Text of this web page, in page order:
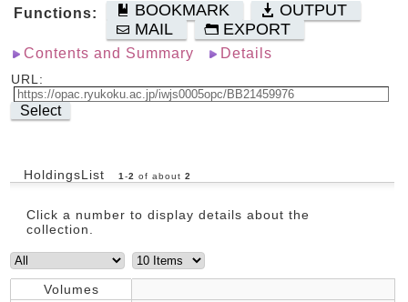
Functions:
BOOKMARK
OUTPUT
MAIL
EXPORT
Contents and Summary Details
URL:
Select
HoldingsList 1 -2 of about 2
Click a number to display details about the
collection.
Volumes